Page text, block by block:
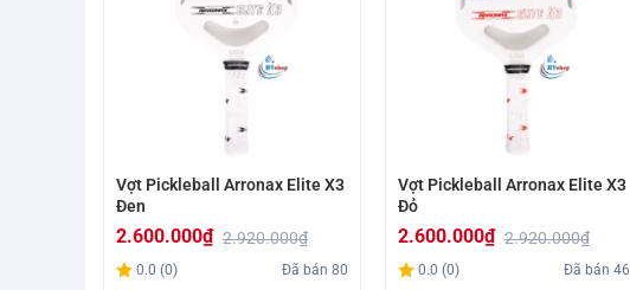
Vợt Pickleball Arronax Elite X3
Đen
2.920.000₫
Giá
2.600.000₫
Giá0.0 (0) Đã bán80
Vợt Pickleball Arronax Elite X3
Đỏ
2.920.000₫
Giá
2.600.000₫
Giá0.0 (0) Đã bán46